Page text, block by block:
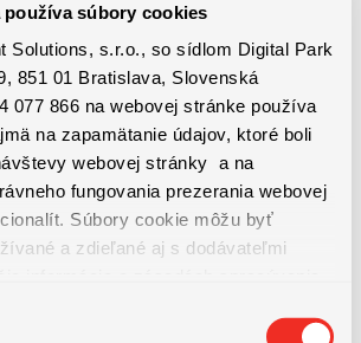
súbory cookies
Solutions, s.r.o., so sídlom Digital Park
851 01 Bratislava, Slovenská
077 866 na webovej stránke používa
na zapamätanie údajov, ktoré boli
webovej stránky a na
fungovania prezerania webovej
Súbory cookie môžu byť
a zdieľané aj s dodávateľmi
betónu – 13.plat a mnoho ďalších benefitov
hrubá mzda od 1650 € (z...
liniek | ubytovanie, bonusy a nadštandardné
bonus 50€ + mesačné...